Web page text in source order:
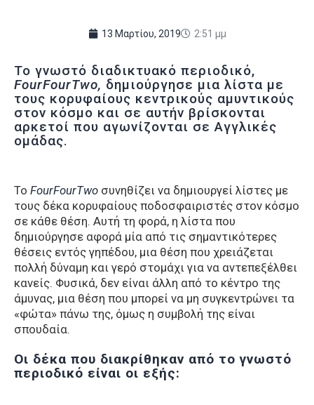
13 Μαρτίου, 2019 2:51 μμ
Το γνωστό διαδικτυακό περιοδικό,
FourFourTwo, δημιούργησε μια λίστα με
τους κορυφαίους κεντρικούς αμυντικούς
στον κόσμο και σε αυτήν βρίσκονται
αρκετοί που αγωνίζονται σε Αγγλικές
ομάδας.
Το FourFourTwo συνηθίζει να δημιουργεί λίστες με
τους δέκα κορυφαίους ποδοσφαιριστές στον κόσμο
σε κάθε θέση. Αυτή τη φορά, η λίστα που
δημιούργησε αφορά μία από τις σημαντικότερες
θέσεις εντός γηπέδου, μια θέση που χρειάζεται
πολλή δύναμη και γερό στομάχι για να αντεπεξέλθει
κανείς. Φυσικά, δεν είναι άλλη από το κέντρο της
άμυνας, μια θέση που μπορεί να μη συγκεντρώνει τα
«φώτα» πάνω της, όμως η συμβολή της είναι
σπουδαία.
Οι δέκα που διακρίθηκαν από το γνωστό
περιοδικό είναι οι εξής: